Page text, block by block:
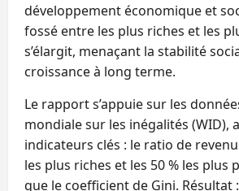
développement économique et
fossé entre les plus riches et les
s’élargit, menaçant la stabilité
croissance à long terme.
Le rapport s’appuie sur les
mondiale sur les inégalités (WID),
indicateurs clés : le ratio de
les plus riches et les 50 % les plus
que le coefficient de Gini. Résultat